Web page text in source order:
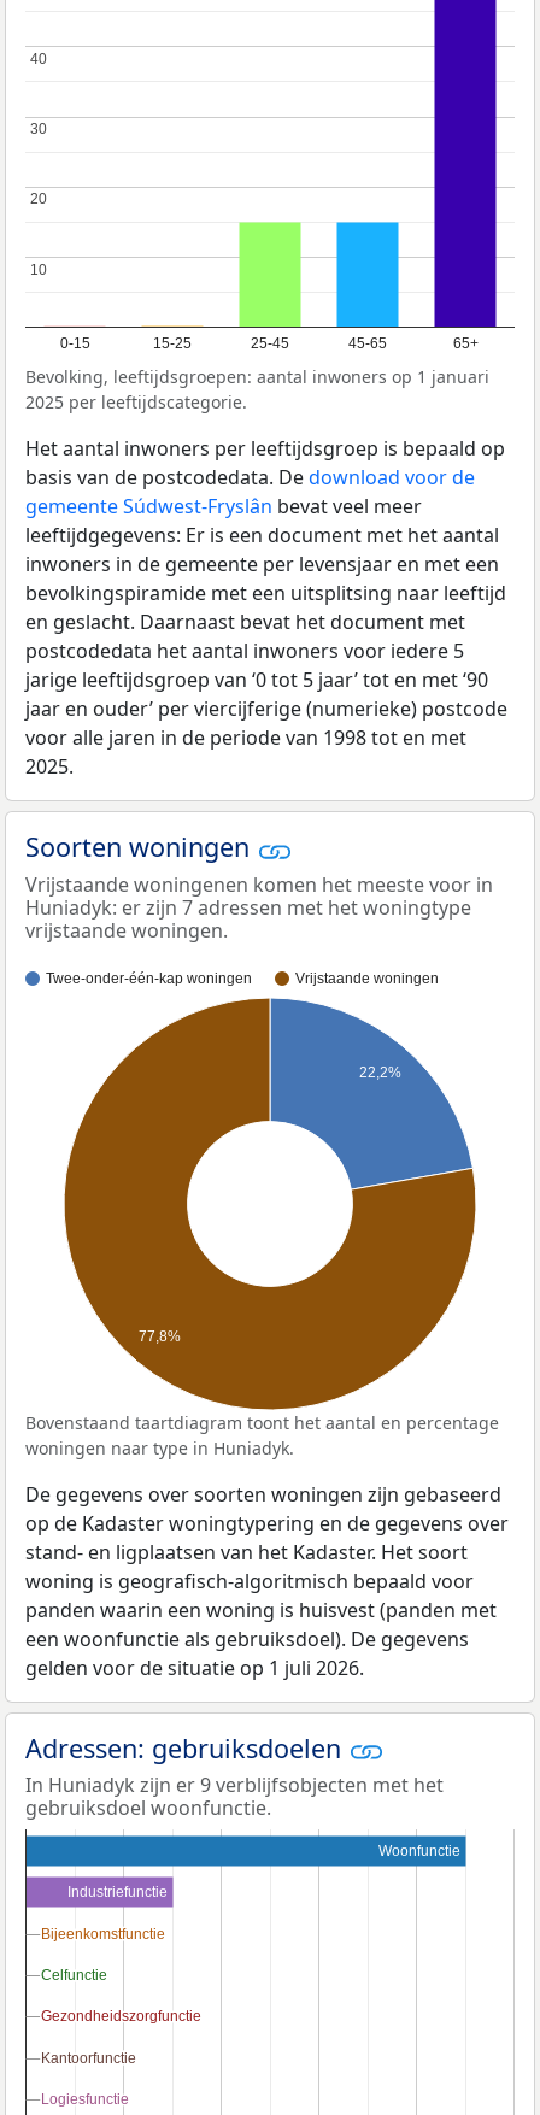
0-15 15-25 25-45 45-65 65+
10
10
20
20
30
30
40
40
Bevolking, leeftijdsgroepen: aantal inwoners op 1 januari
2025 per leeftijdscategorie.
Het aantal inwoners per leeftijdsgroep is bepaald op
basis van de postcodedata. Dedownload voor de
gemeente Súdwest-Fryslân bevat veel meer
leeftijdgegevens: Er is een document met het aantal
inwoners in de gemeente per levensjaar en met een
bevolkingspiramide met een uitsplitsing naar leeftijd
en geslacht. Daarnaast bevat het document met
postcodedata het aantal inwoners voor iedere 5
jarige leeftijdsgroep van ‘0 tot 5 jaar’ tot en met ‘90
jaar en ouder’ per viercijferige (numerieke) postcode
voor alle jaren in de periode van 1998 tot en met
2025.
Soorten woningen
Vrijstaande woningenen komen het meeste voor in
Huniadyk: er zijn 7 adressen met het woningtype
vrijstaande woningen.
Twee-onder-één-kap woningen Vrijstaande woningen
22,2%
77,8%
Bovenstaand taartdiagram toont het aantal en percentage
woningen naar type in Huniadyk.
De gegevens over soorten woningen zijn gebaseerd
op de Kadaster woningtypering en de gegevens over
stand- en ligplaatsen van het Kadaster. Het soort
woning is geografisch-algoritmisch bepaald voor
panden waarin een woning is huisvest (panden met
een woonfunctie als gebruiksdoel). De gegevens
gelden voor de situatie op 1 juli 2026.
Adressen: gebruiksdoelen
In Huniadyk zijn er 9 verblijfsobjecten met het
gebruiksdoel woonfunctie.
Woonfunctie
Industriefunctie
Bijeenkomstfunctie
Bijeenkomstfunctie
Celfunctie
Celfunctie
Gezondheidszorgfunctie
Gezondheidszorgfunctie
Kantoorfunctie
Kantoorfunctie
Logiesfunctie
Logiesfunctie